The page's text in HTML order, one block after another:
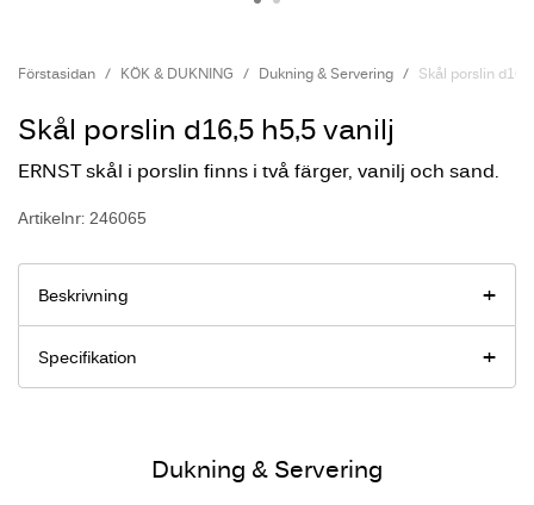
Förstasidan KÖK & DUKNING Dukning & Servering Skål porslin
Skål porslin d16,5 h5,5 vanilj
ERNST skål i porslin finns i två färger, vanilj och sand.
Artikelnr: 246065
Beskrivning
Specifikation
Dukning & Servering